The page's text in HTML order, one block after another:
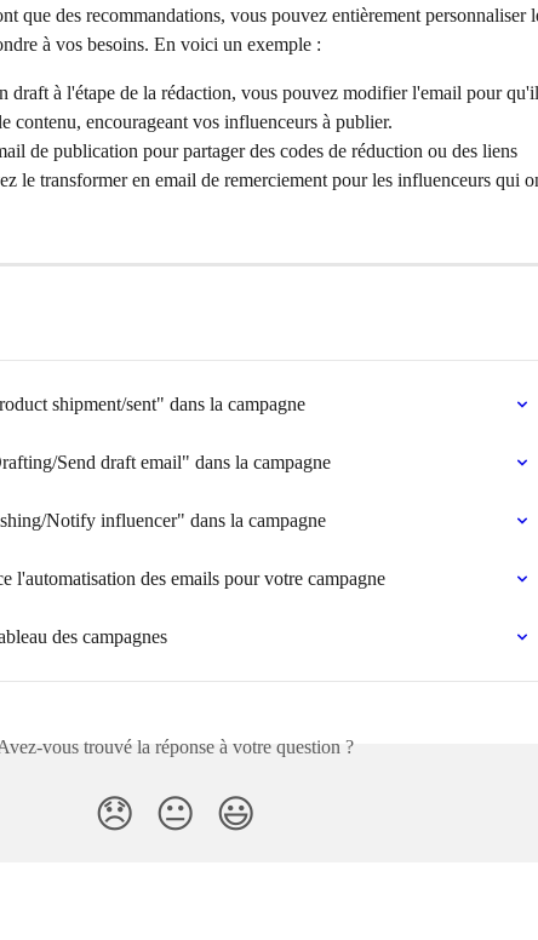
que des recommandations, vous pouvez entièrement personnaliser
à vos besoins. En voici un exemple :
draft à l'étape de la rédaction, vous pouvez modifier l'email pour qu'il
contenu, encourageant vos influenceurs à publier.
de publication pour partager des codes de réduction ou des liens
le transformer en email de remerciement pour les influenceurs qui
shipment/sent" dans la campagne
Send draft email" dans la campagne
Notify influencer" dans la campagne
l'automatisation des emails pour votre campagne
des campagnes
vous trouvé la réponse à votre question ?
😞 😐 😃